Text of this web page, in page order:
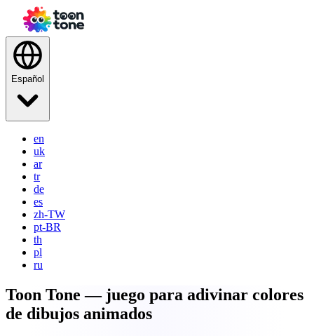
Español
en
uk
ar
tr
de
es
zh-TW
pt-BR
th
pl
ru
Toon Tone — juego para adivinar colores
de dibujos animados